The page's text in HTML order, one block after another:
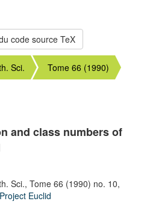
Sci.
Tome 66 (1990)
and class numbers of
Sci., Tome 66 (1990) no. 10,
Project Euclid